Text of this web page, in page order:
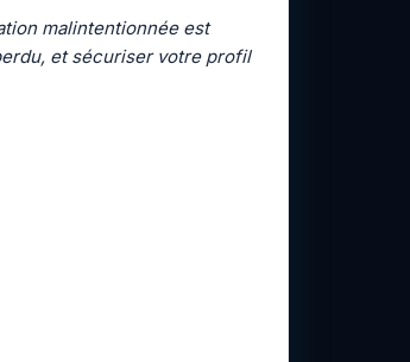
malintentionnée est
et sécuriser votre profil